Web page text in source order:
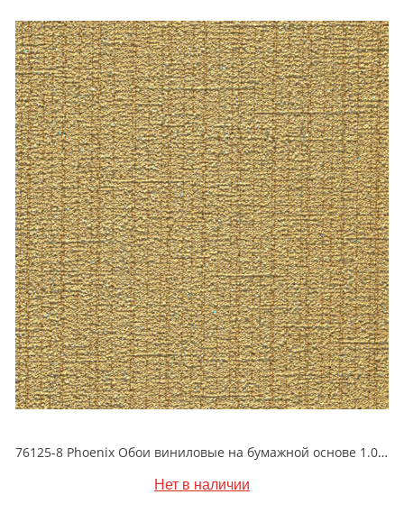
76125-8 Phoenix Обои виниловые на бумажной основе 1.06*15.6
Нет в наличии